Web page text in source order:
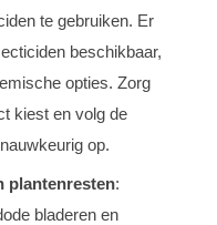
te gebruiken. Er
beschikbaar,
opties. Zorg
kiest en volg de
op.
plantenresten:
bladeren en